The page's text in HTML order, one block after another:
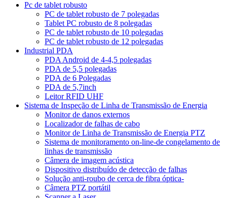
Pc de tablet robusto
PC de tablet robusto de 7 polegadas
Tablet PC robusto de 8 polegadas
PC de tablet robusto de 10 polegadas
PC de tablet robusto de 12 polegadas
Industrial PDA
PDA Android de 4-4,5 polegadas
PDA de 5,5 polegadas
PDA de 6 Polegadas
PDA de 5,7inch
Leitor RFID UHF
Sistema de Inspeção de Linha de Transmissão de Energia
Monitor de danos externos
Localizador de falhas de cabo
Monitor de Linha de Transmissão de Energia PTZ
Sistema de monitoramento on-line-de congelamento de
linhas de transmissão
Câmera de imagem acústica
Dispositivo distribuído de detecção de falhas
Solução anti-roubo de cerca de fibra óptica-
Câmera PTZ portátil